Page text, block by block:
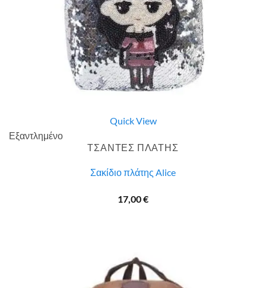
Quick View
Εξαντλημένο
ΤΣΑΝΤΕΣ ΠΛΑΤΗΣ
Σακίδιο πλάτης Alice
17,00€